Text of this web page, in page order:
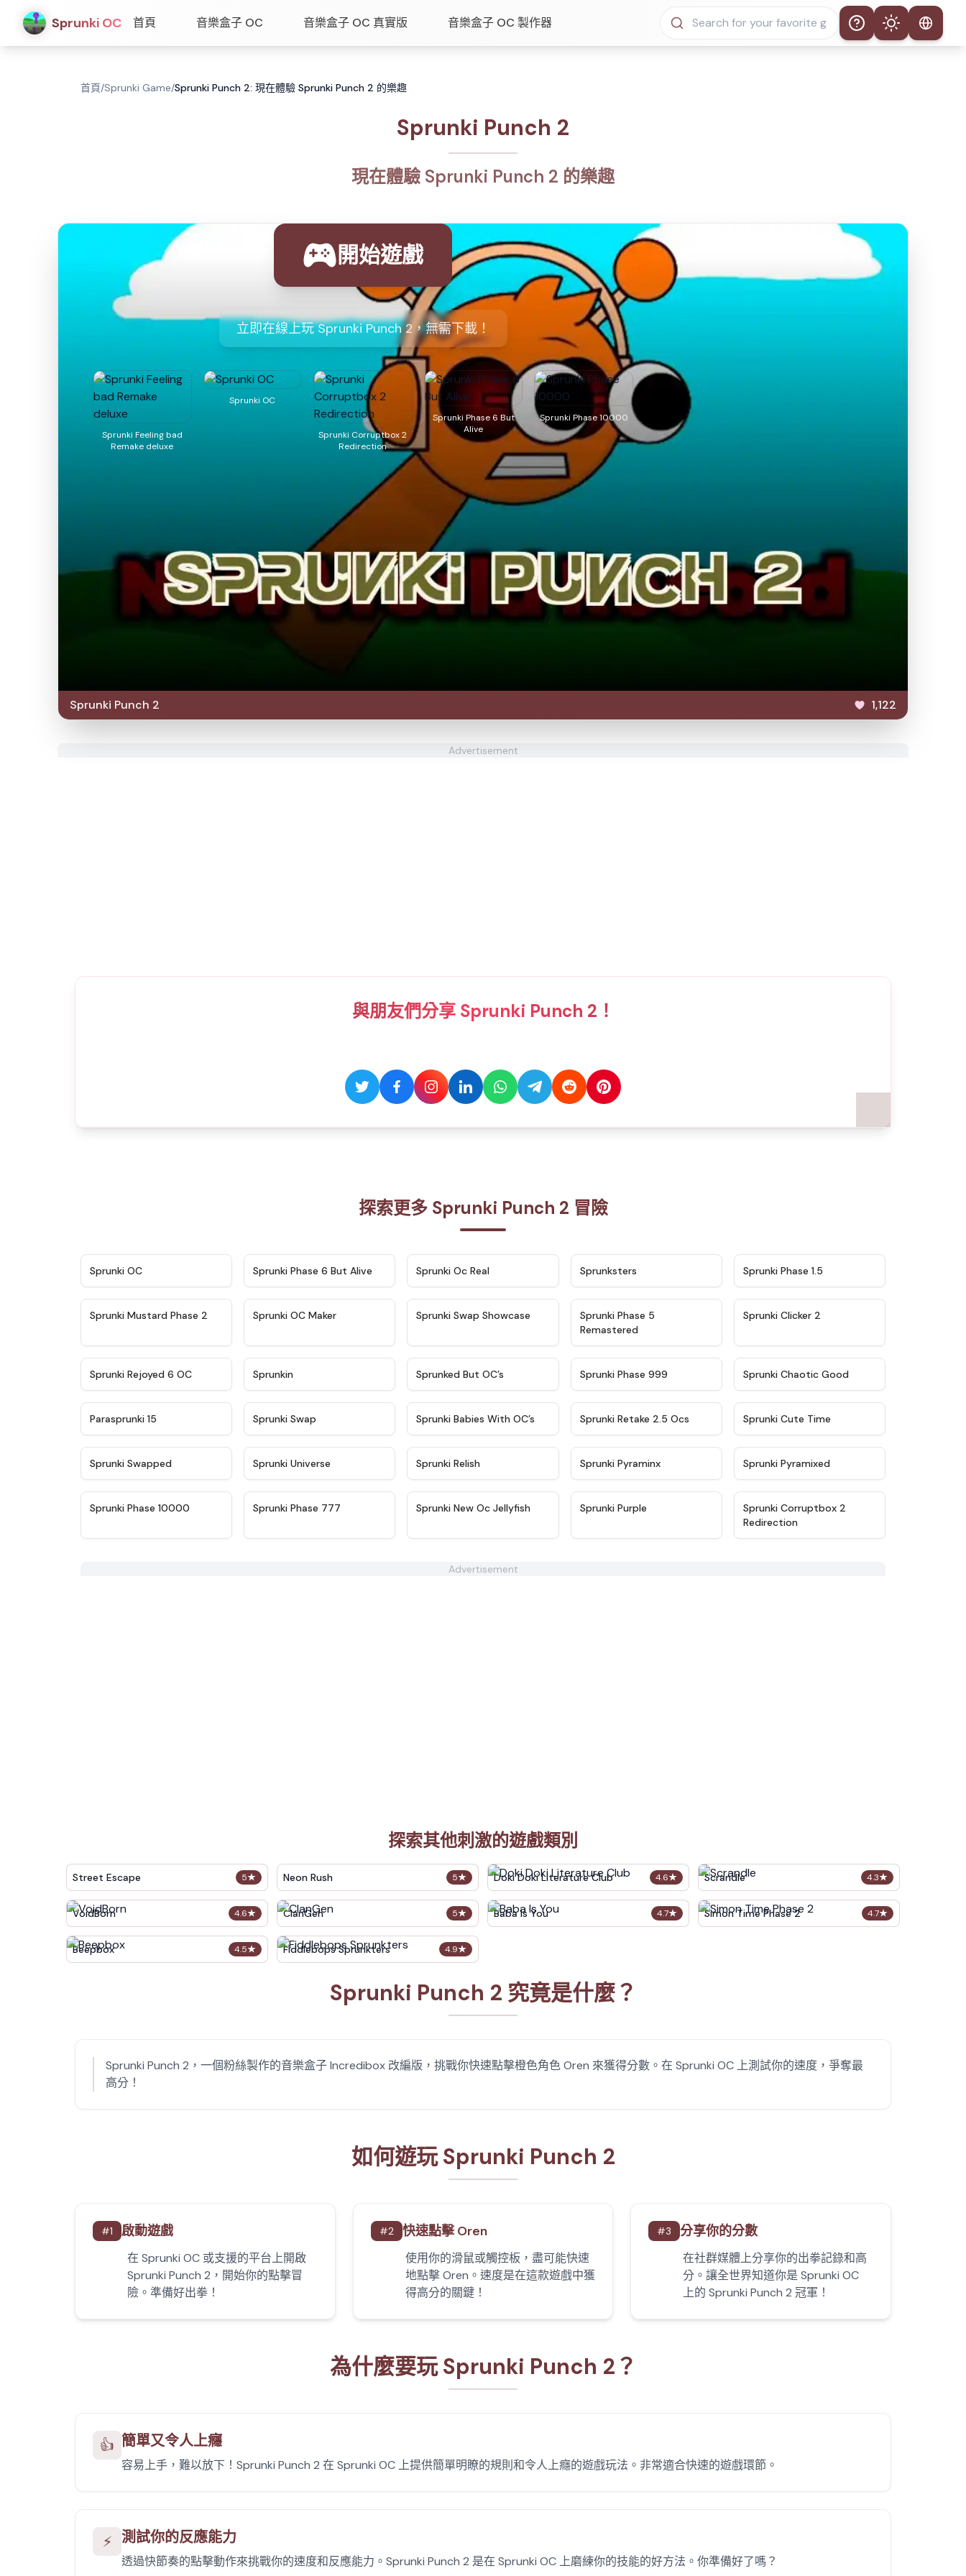
Sprunki OC 首頁 音樂盒子 OC 音樂盒子 OC 真實版 音樂盒子 OC 製作器 Help Theme
首頁/Sprunki Game/Sprunki Punch 2: 現在體驗 Sprunki Punch 2 的樂趣
Sprunki Punch 2
現在體驗 Sprunki Punch 2 的樂趣
開始遊戲
立即在線上玩 Sprunki Punch 2，無需下載！
Sprunki Feeling bad
Remake deluxe
Sprunki OC
Sprunki Corruptbox 2
Redirection
Sprunki Phase 6 But
Alive
Sprunki Phase 10000
Sprunki Punch 2 1,122
Advertisement
與朋友們分享 Sprunki Punch 2！
探索更多 Sprunki Punch 2 冒險
Sprunki OC ★ 4.9
Sprunki Phase 6 But Alive Sprunki Oc Real Sprunksters Sprunki Phase 1.5
★ 4.4
Sprunki Mustard Phase 2 Sprunki OC Maker ★ 4.6
Sprunki Swap Showcase
Sprunki Phase 5
Remastered
Sprunki Clicker 2
★
Sprunki Rejoyed 6 OC Sprunkin Sprunked But OC’s Sprunki Phase 999 ★
Sprunki Chaotic Good
Parasprunki 15 Sprunki Swap ★ 4.8
Sprunki Babies With OC’s ★
Sprunki Retake 2.5 Ocs Sprunki Cute Time
Sprunki Swapped Sprunki Universe Sprunki Relish Sprunki Pyraminx Sprunki Pyramixed
Sprunki Phase 10000 Sprunki Phase 777 ★ 4.8
Sprunki New Oc Jellyfish Sprunki Purple ★
Sprunki Corruptbox 2
Redirection
Advertisement
探索其他刺激的遊戲類別
5★
Street Escape 5★
Neon Rush 4.6★
Doki Doki Literature Club 4.3★
Scrandle
4.6★
VoidBorn 5★
ClanGen 4.7★
Baba Is You 4.7★
Simon Time Phase 2
4.5★
Beepbox 4.9★
Fiddlebops Sprunkters
Sprunki Punch 2 究竟是什麼？
Sprunki Punch 2，一個粉絲製作的音樂盒子 Incredibox 改編版，挑戰你快速點擊橙色角色 Oren 來獲得分數。在 Sprunki OC 上測試你的速度，爭奪最
高分！
如何遊玩 Sprunki Punch 2
#1 啟動遊戲
在 Sprunki OC 或支援的平台上開啟
Sprunki Punch 2，開始你的點擊冒
險。準備好出拳！
#2 快速點擊 Oren
使用你的滑鼠或觸控板，盡可能快速
地點擊 Oren。速度是在這款遊戲中獲
得高分的關鍵！
#3 分享你的分數
在社群媒體上分享你的出拳記錄和高
分。讓全世界知道你是 Sprunki OC
上的 Sprunki Punch 2 冠軍！
為什麼要玩 Sprunki Punch 2？
👍 簡單又令人上癮
容易上手，難以放下！Sprunki Punch 2 在 Sprunki OC 上提供簡單明瞭的規則和令人上癮的遊戲玩法。非常適合快速的遊戲環節。
⚡ 測試你的反應能力
透過快節奏的點擊動作來挑戰你的速度和反應能力。Sprunki Punch 2 是在 Sprunki OC 上磨練你的技能的好方法。你準備好了嗎？